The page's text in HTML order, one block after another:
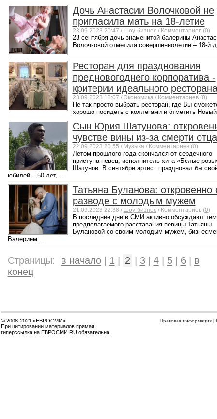
Дочь Анастасии Волочковой не
пригласила мать на 18-летие
23.09.2023 20:47 / Шоу-бизнес/ Комментариев (0)
23 сентября дочь знаменитой балерины
Волочковой отметила совершеннолетие – 18-й
Ресторан для празднования
предновогоднего корпоратива -
критерии идеального ресторана
23.09.2023 18:07 / Экономика/ Комментариев (0)
Не так просто выбрать ресторан, где Вы
хорошо посидеть с коллегами и отметить
Сын Юрия Шатунова:
чувстве вины из-за смерти отца
22.09.2023 20:55 / Музыка/ Комментариев (0)
Летом прошлого года скончался от сердечного
приступа певец, исполнитель хита «Белые
Шатунов. В сентябре артист праздновал бы
юбилей – 50 лет, ...
Татьяна Буланова: откровенно
разводе с молодым мужем
21.09.2023 22:38 / Шоу-бизнес/ Комментариев (0)
В последние дни в СМИ активно обсуждают
предполагаемого расставания певицы Татьяны
Булановой со своим молодым мужем,
Валерием ...
Страницы: в начало| 1 2 3| 4| 5| 6| в
конец
© 2008-2021 «ЕВРОСМИ»
При цитировании материалов прямая
гиперссылка на ЕВРОСМИ.RU обязательна.
Правовая информация|